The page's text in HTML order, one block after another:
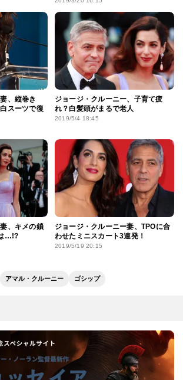
、縦巻き
スーツで復
ジョージ・クルーニー、子育て疲
れ？白髪頭がまるで老人
2019/5/4 18:45
、キメの鎖
…!?
ジョージ・クルーニー妻、TPOに合
わせたミニスカート3連発！
2019/5/19 20:15
アマル・クルーニー ゴシップ